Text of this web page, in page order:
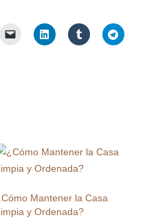
Mantener la Casa
y Ordenada?